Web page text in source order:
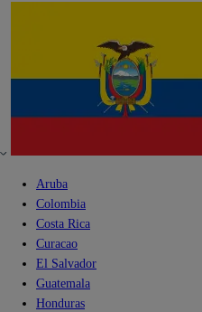
Aruba
Colombia
Costa Rica
Curacao
El Salvador
Guatemala
Honduras